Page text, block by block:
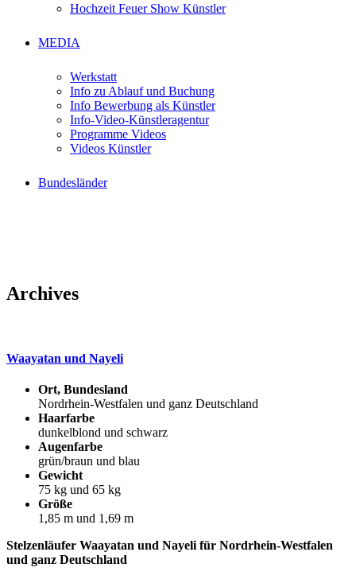
Hochzeit Feuer Show Künstler
MEDIA
Werkstatt
Info zu Ablauf und Buchung
Info Bewerbung als Künstler
Info-Video-Künstleragentur
Programme Videos
Videos Künstler
Bundesländer
Archives
Waayatan und Nayeli
Ort, Bundesland
Nordrhein-Westfalen und ganz Deutschland
Haarfarbe
dunkelblond und schwarz
Augenfarbe
grün/braun und blau
Gewicht
75 kg und 65 kg
Größe
1,85 m und 1,69 m
Stelzenläufer Waayatan und Nayeli für Nordrhein-Westfalen
und ganz Deutschland